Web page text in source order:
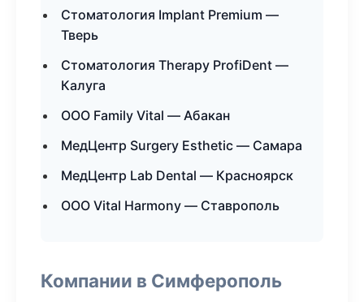
Стоматология Implant Premium —
Тверь
Стоматология Therapy ProfiDent —
Калуга
ООО Family Vital — Абакан
МедЦентр Surgery Esthetic — Самара
МедЦентр Lab Dental — Красноярск
ООО Vital Harmony — Ставрополь
Компании в Симферополь